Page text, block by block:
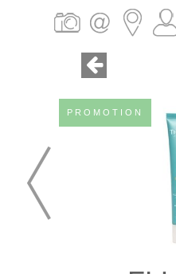
PROMOS
PROMOTION